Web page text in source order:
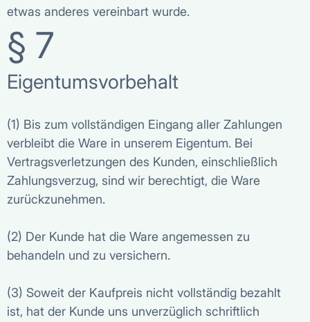
etwas anderes vereinbart wurde.
§ 7
Eigentumsvorbehalt
(1) Bis zum vollständigen Eingang aller Zahlungen
verbleibt die Ware in unserem Eigentum. Bei
Vertragsverletzungen des Kunden, einschließlich
Zahlungsverzug, sind wir berechtigt, die Ware
zurückzunehmen.
(2) Der Kunde hat die Ware angemessen zu
behandeln und zu versichern.
(3) Soweit der Kaufpreis nicht vollständig bezahlt
ist, hat der Kunde uns unverzüglich schriftlich